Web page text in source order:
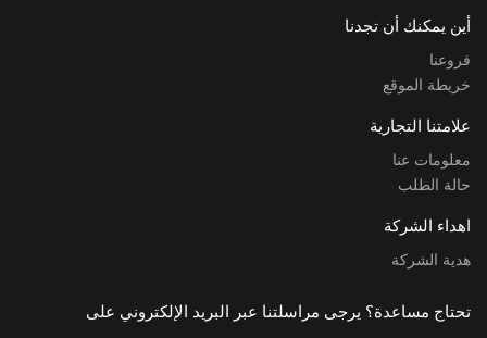
أين يمكنك أن تجدنا
فروعنا
خريطة الموقع
علامتنا التجارية
معلومات عنا
حالة الطلب
اهداء الشركة
هدية الشركة
تحتاج مساعدة؟ يرجى مراسلتنا عبر البريد الإلكتروني على